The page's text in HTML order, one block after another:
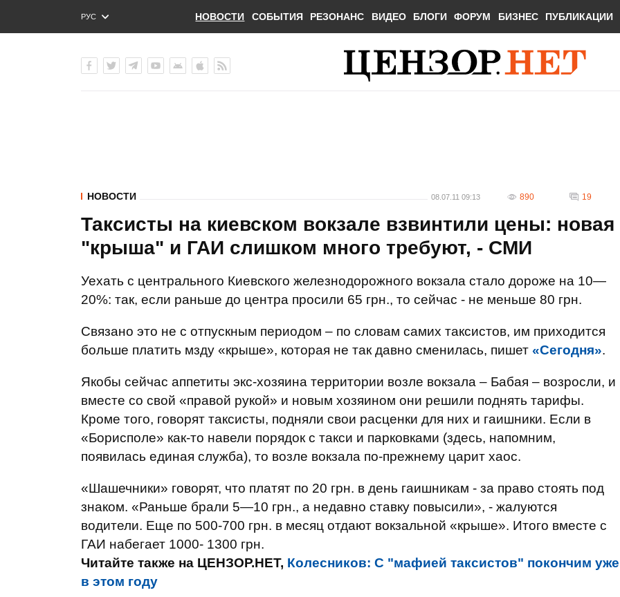
РУС
ENG
НОВОСТИ СОБЫТИЯ РЕЗОНАНС ВИДЕО БЛОГИ ФОРУМ БИЗНЕС ПУБЛИКАЦИИ
НОВОСТИ 08.07.11 09:13 890 19
Таксисты на киевском вокзале взвинтили цены: новая
"крыша" и ГАИ слишком много требуют, - СМИ
Уехать с центрального Киевского железнодорожного вокзала стало дороже на 10—
20%: так, если раньше до центра просили 65 грн., то сейчас - не меньше 80 грн.
Связано это не с отпускным периодом – по словам самих таксистов, им приходится
больше платить мзду «крыше», которая не так давно сменилась, пишет «Сегодня».
Якобы сейчас аппетиты экс-хозяина территории возле вокзала – Бабая – возросли, и
вместе со свой «правой рукой» и новым хозяином они решили поднять тарифы.
Кроме того, говорят таксисты, подняли свои расценки для них и гаишники. Если в
«Борисполе» как-то навели порядок с такси и парковками (здесь, напомним,
появилась единая служба), то возле вокзала по-прежнему царит хаос.
«Шашечники» говорят, что платят по 20 грн. в день гаишникам - за право стоять под
знаком. «Раньше брали 5—10 грн., а недавно ставку повысили», - жалуются
водители. Еще по 500-700 грн. в месяц отдают вокзальной «крыше». Итого вместе с
ГАИ набегает 1000- 1300 грн.
Читайте также на ЦЕНЗОР.НЕТ, Колесников: С "мафией таксистов" покончим уже
в этом году